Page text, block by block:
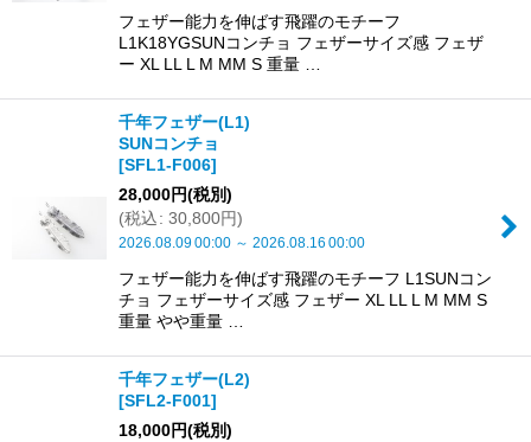
フェザー能力を伸ばす飛躍のモチーフ
L1K18YGSUNコンチョ フェザーサイズ感 フェザ
ー XL LL L M MM S 重量 …
千年フェザー(L1)
SUNコンチョ
[SFL1-F006]
28,000円(税別)
(税込: 30,800円)
2026.08.0900:00 ～ 2026.08.16 00:00
フェザー能力を伸ばす飛躍のモチーフ L1SUNコン
チョ フェザーサイズ感 フェザー XL LL L M MM S
重量 やや重量 …
千年フェザー(L2)
[SFL2-F001]
18,000円(税別)